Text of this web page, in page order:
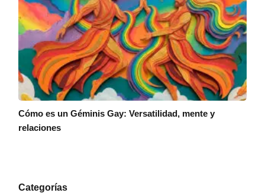
Cómo es un Géminis Gay: Versatilidad, mente y
relaciones
Categorías